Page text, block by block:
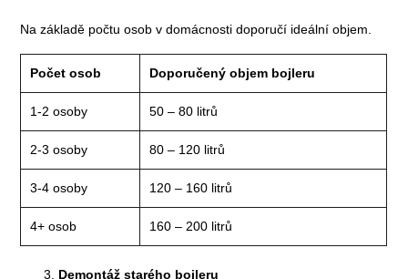
Na základě počtu osob v domácnosti doporučí ideální objem.
Počet osob Doporučený objem bojleru
1-2 osoby 50 – 80 litrů
2-3 osoby 80 – 120 litrů
3-4 osoby 120 – 160 litrů
4+ osob 160 – 200 litrů
Demontáž starého bojleru